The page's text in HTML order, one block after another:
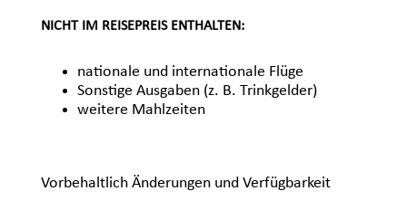
NICHT IM REISEPREIS ENTHALTEN:
nationale und internationale Flüge
Sonstige Ausgaben (z. B. Trinkgelder)
weitere Mahlzeiten
Vorbehaltlich Änderungen und Verfügbarkeit